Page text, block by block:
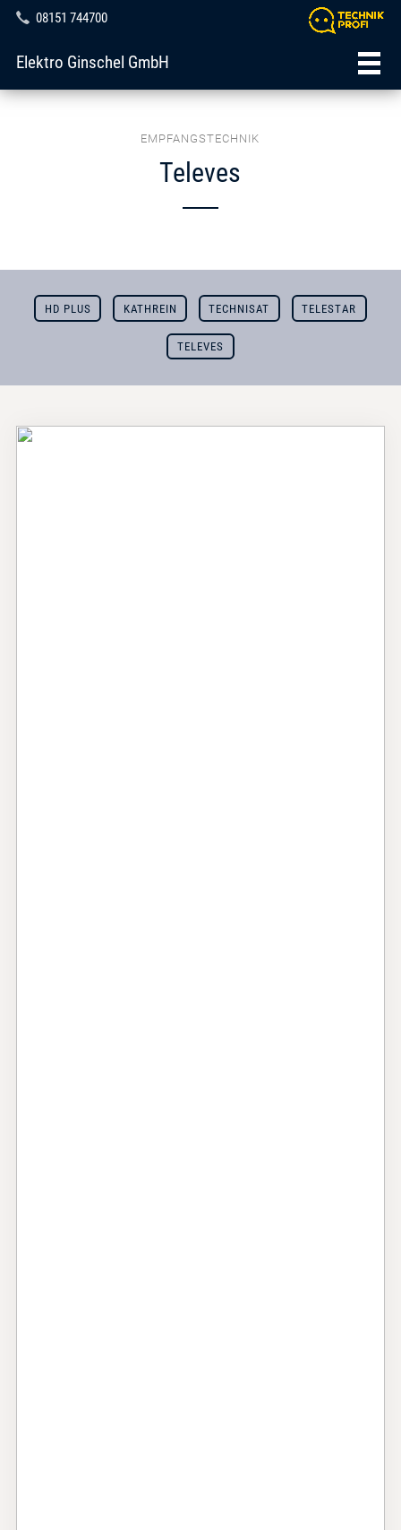
08151 744700
Elektro Ginschel GmbH
EMPFANGSTECHNIK
Televes
HD PLUS KATHREIN TECHNISAT TELESTAR
TELEVES